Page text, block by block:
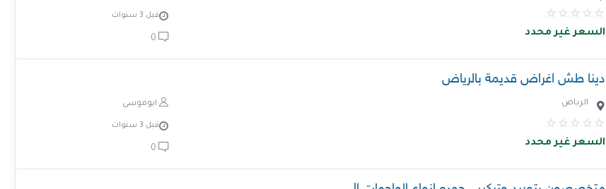
قبل 3 سنوات
0 السعر غير محدد
دينا طش اغراض قديمة بالرياض
ابوموسى الرياض
قبل 3 سنوات
0 السعر غير محدد